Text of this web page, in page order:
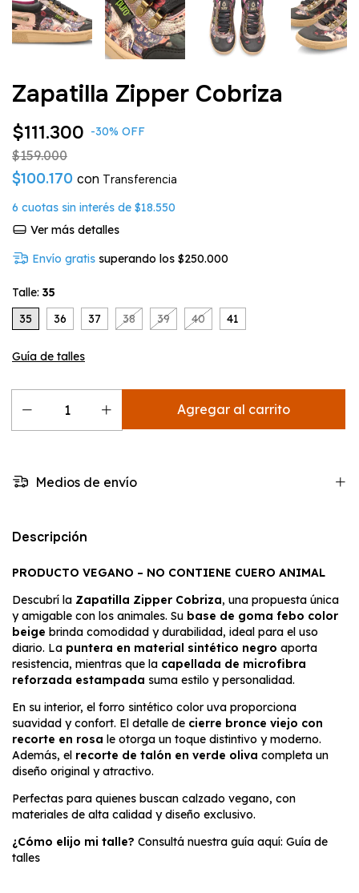
Zapatilla Zipper Cobriza
$111.300 -30% OFF
$159.000
$100.170 con
6 cuotas sin interés de $18.550
Ver más detalles
Envío gratis superando los$250.000
Talle: 35
35
36 37 38 39 40 41
Guía de talles
Medios de envío
Descripción
PRODUCTO VEGANO – NO CONTIENE CUERO ANIMAL
Descubrí la Zapatilla Zipper Cobriza, una propuesta única
y amigable con los animales. Su base de goma febo color
beige brinda comodidad y durabilidad, ideal para el uso
diario. La puntera en material sintético negro aporta
resistencia, mientras que la capellada de microfibra
reforzada estampada suma estilo y personalidad.
En su interior, el forro sintético color uva proporciona
suavidad y confort. El detalle de cierre bronce viejo con
recorte en rosa le otorga un toque distintivo y moderno.
Además, el recorte de talón en verde oliva completa un
diseño original y atractivo.
Perfectas para quienes buscan calzado vegano, con
materiales de alta calidad y diseño exclusivo.
¿Cómo elijo mi talle? Consultá nuestra guía aquí: Guía de
talles